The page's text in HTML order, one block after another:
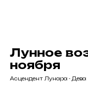
Лунное
ноября
Асцендент Лунара - Дева